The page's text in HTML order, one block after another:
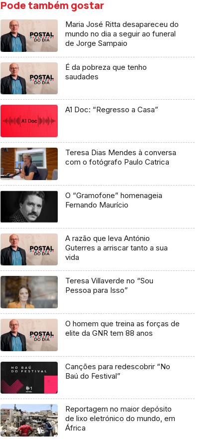
Pode também gostar
Maria José Ritta desapareceu do
mundo no dia a seguir ao funeral
de Jorge Sampaio
É da pobreza que tenho
saudades
A1 Doc: “Regresso a Casa”
Teresa Dias Mendes à conversa
com o fotógrafo Paulo Catrica
O “Gramofone” homenageia
Fernando Maurício
A razão que leva António
Guterres a arriscar tanto a sua
vida
Teresa Villaverde no “Sou
Pessoa para Isso”
O homem que treina as forças de
elite da GNR tem 88 anos
Canções para redescobrir “No
Baú do Festival”
Reportagem no maior depósito
de lixo eletrónico do mundo, em
África